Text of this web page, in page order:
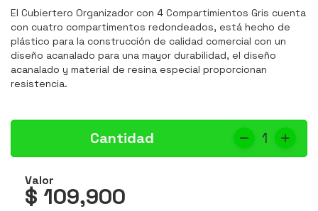
El Cubiertero Organizador con 4 Compartimientos Gris cuenta
con cuatro compartimentos redondeados, está hecho de
plástico para la construcción de calidad comercial con un
diseño acanalado para una mayor durabilidad, el diseño
acanalado y material de resina especial proporcionan
resistencia.
Cantidad 1
Valor
$ 109,900
los
productos
ENERGÍA
los
productos
CANECAS
RECICLAJE
los
productos
RUBBERMAID
los
productos
EQUIPOS
LIMPIEZA
los
productos
MANEJO
MATERIALES
los
productos
AIRE
LIBRE
los
productos
ACCESORIOS
PARA
BAÑOS